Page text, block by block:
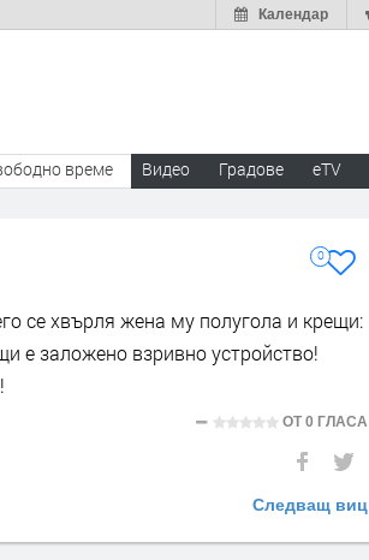
Календар
време Видео Градове eTV
0
се хвърля жена му полугола и крещи:
е заложено взривно устройство!
ОТ0 ГЛАСА
Следващ виц